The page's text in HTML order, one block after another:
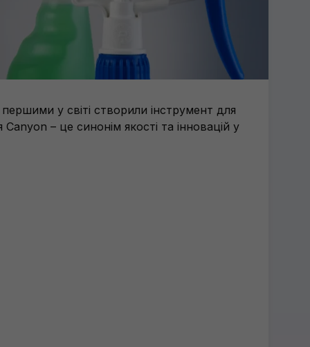
у світі створили інструмент для
– це синонім якості та інновацій у